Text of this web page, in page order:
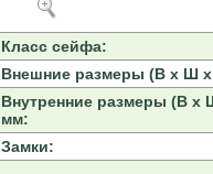
Класс сейфа:
Внешние размеры (В х Ш
Внутренние размеры (В х
мм:
Замки: